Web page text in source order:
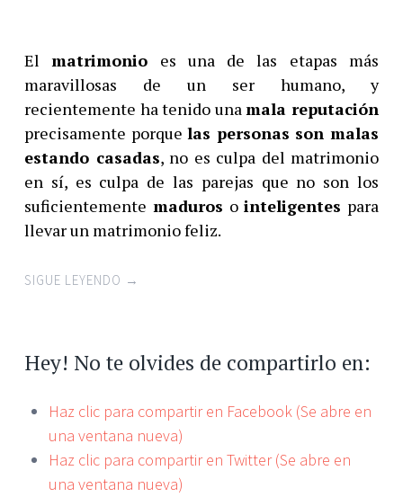
Elmatrimonio es una de las etapas más
maravillosas de un ser humano, y
recientemente ha tenido unamala reputación
precisamente porquelas personas son malas
estando casadas, no es culpa del matrimonio
en sí, es culpa de las parejas que no son los
suficientemente maduros ointeligentes para
llevar un matrimonio feliz.
SIGUE LEYENDO →
Hey! No te olvides de compartirlo en:
Haz clic para compartir en Facebook (Se abre en
una ventana nueva)
Haz clic para compartir en Twitter (Se abre en
una ventana nueva)